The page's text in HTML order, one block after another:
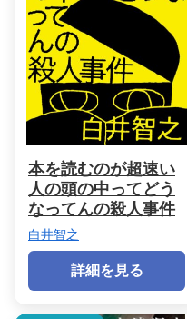
本を読むのが超速い
人の頭の中ってどう
なってんの殺人事件
白井智之
詳細を見る